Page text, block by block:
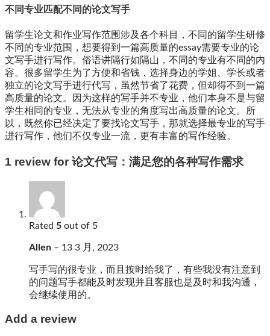
不同专业匹配不同的论文写手
留学生论文和作业写作范围涉及各个科目，不同的留学生研修
不同的专业范围，想要得到一篇高质量的essay需要专业的论
文写手进行写作。俗语讲隔行如隔山，不同的专业有不同的内
容。很多留学生为了方便和省钱，选择身边的学姐、学长或者
独立的论文写手进行代写，虽然节省了花费，但却得不到一篇
高质量的论文。因为这样的写手并不专业，他们本身不是与留
学生相同的专业，无法从专业的角度写出高质量的论文。所
以，既然你已经决定了要找论文写手，那就选择最专业的写手
进行写作，他们不仅专业一流，更有丰富的写作经验。
1 review for 论文代写：满足您的各种写作需求
Rated 5 out of 5
Allen – 13 3 月, 2023
写手写的很专业，而且按时给我了，有些我没有注意到
的问题写手都能及时发现并且客服也是及时和我沟通，
会继续使用的。
Add a review